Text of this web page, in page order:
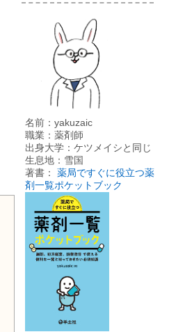
名前：yakuzaic
職業：薬剤師
出身大学：ケツメイシと同じ
生息地：雪国
著書： 薬局ですぐに役立つ薬
剤一覧ポケットブック